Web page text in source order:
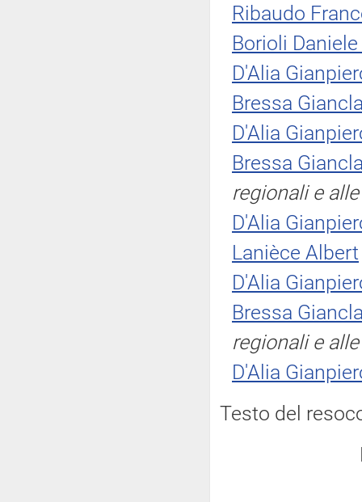
Ribaudo
Borioli
D'Alia
Bressa
D'Alia
Bressa
regionali e
D'Alia
Lanièce Albert
D'Alia
Bressa
regionali e
D'Alia
Testo del